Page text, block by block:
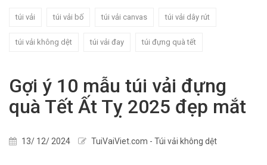
túi vải túi vải bố túi vải canvas túi vải dây rút
túi vải không dệt túi vải đay túi đựng quà tết
Gợi ý 10 mẫu túi vải đựng
quà Tết Ất Tỵ 2025 đẹp mắt
13/ 12/ 2024 TuiVaiViet.com - Túi vải không dệt